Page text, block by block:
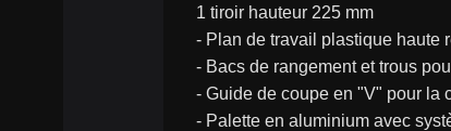
1 tiroir hauteur 225 mm
- Plan de travail plastique haute
- Bacs de rangement et trous
- Guide de coupe en "V" pour la
- Palette en aluminium avec